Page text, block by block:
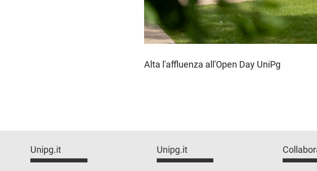
Alta l'affluenza all'Open Day UniPg
Unipg.it Unipg.it